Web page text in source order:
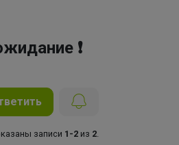
❗
записи 1-2 из 2